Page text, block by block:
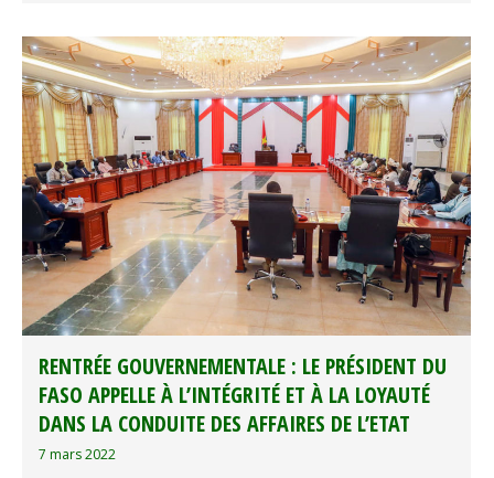
RENTRÉE GOUVERNEMENTALE : LE PRÉSIDENT DU
FASO APPELLE À L’INTÉGRITÉ ET À LA LOYAUTÉ
DANS LA CONDUITE DES AFFAIRES DE L’ETAT
7 mars 2022